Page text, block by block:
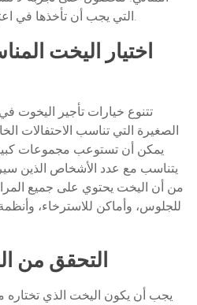
التي يجب أن تأخذها في اعتبارك عند تأجير يخت في دبي.
اختيار اليخت
تتنوع خيارات تأجير اليخوت
الصغيرة التي تناسب الاحتفالات
يمكن أن تستوعب مجموعات
يتناسب مع عدد الأشخاص الذين
من أن اليخت يحتوي على جميع
للجلوس، وأماكن للاسترخاء،
التحقق من
يجب أن يكون اليخت الذي